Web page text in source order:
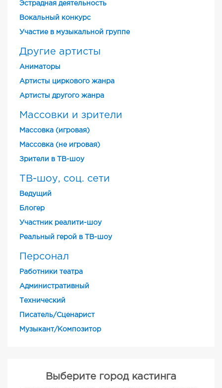
Эстрадная деятельность
Вокальный конкурс
Участие в музыкальной группе
Другие артисты
Аниматоры
Артисты циркового жанра
Артисты другого жанра
Массовки и зрители
Массовка (игровая)
Массовка (не игровая)
Зрители в ТВ-шоу
ТВ-шоу, соц. сети
Ведущий
Блогер
Участник реалити-шоу
Реальный герой в ТВ-шоу
Персонал
Работники театра
Административный
Технический
Писатель/Сценарист
Музыкант/Композитор
Выберите город кастинга